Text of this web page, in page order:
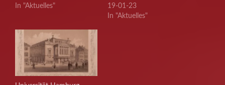
In "Aktuelles"
19-01-23
In "Aktuelles"